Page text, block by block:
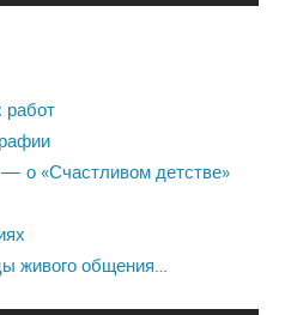
работ
о «Счастливом детстве»
живого общения…